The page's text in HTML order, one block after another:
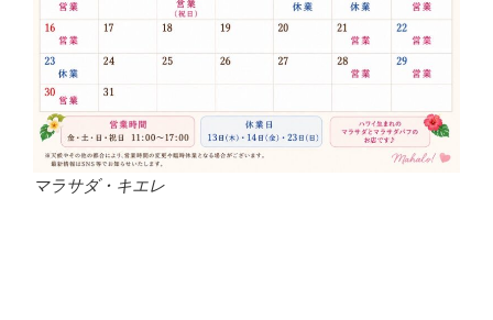
マラサダ・キエレ